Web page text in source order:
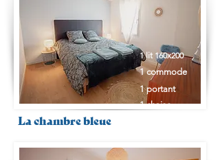
La chambre bleue
1 lit 160x200
1 commode
1 chaise
1 portant